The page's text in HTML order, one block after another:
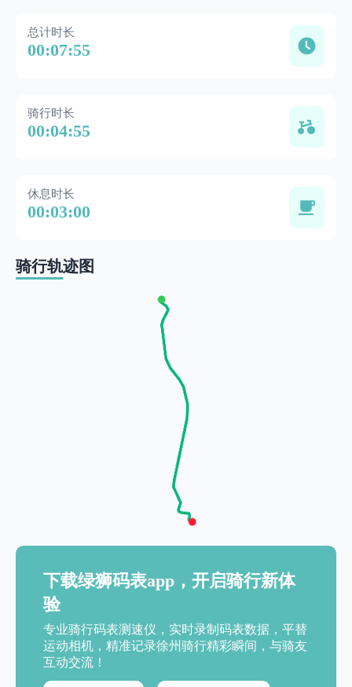
总计时长
00:07:55
骑行时长
00:04:55
休息时长
00:03:00
骑行轨迹图
下载绿狮码表app，开启骑行新体
验
专业骑行码表测速仪，实时录制码表数据，平替
运动相机，精准记录徐州骑行精彩瞬间，与骑友
互动交流！